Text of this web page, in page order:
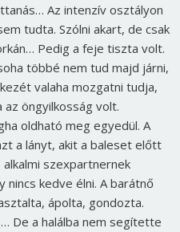
Az intenzív osztályon
tudta. Szólni akart, de csak
Pedig a feje tiszta volt.
többé nem tud majd járni,
valaha mozgatni tudja,
öngyilkosság volt.
oldható meg egyedül. A
a lányt, akit a baleset előtt
alkalmi szexpartnernek
kedve élni. A barátnő
ápolta, gondozta.
a halálba nem segítette